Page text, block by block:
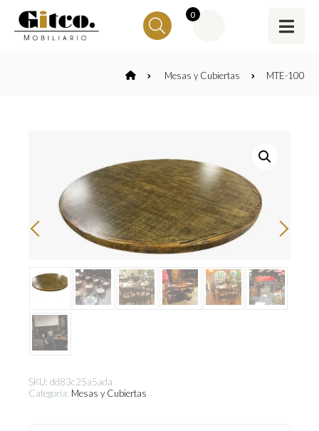
0
Mesas y Cubiertas MTE-100
SKU: dd83c25a5ada
Categoría: Mesas y Cubiertas